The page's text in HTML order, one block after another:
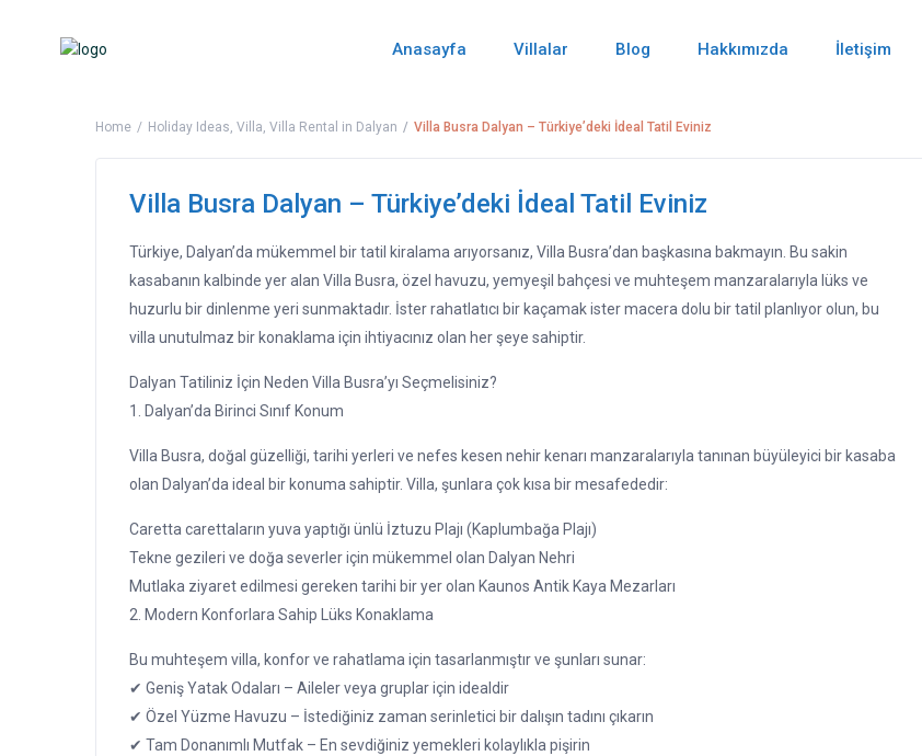
Anasayfa Villalar Blog Hakkımızda İletişim
Home Holiday Ideas, Villa, Villa Rental in Dalyan Villa Busra Dalyan – Türkiye’deki İdeal Tatil Eviniz
Villa Busra Dalyan – Türkiye’deki İdeal Tatil Eviniz
Türkiye, Dalyan’da mükemmel bir tatil kiralama arıyorsanız, Villa Busra’dan başkasına bakmayın. Bu sakin
kasabanın kalbinde yer alan Villa Busra, özel havuzu, yemyeşil bahçesi ve muhteşem manzaralarıyla lüks ve
huzurlu bir dinlenme yeri sunmaktadır. İster rahatlatıcı bir kaçamak ister macera dolu bir tatil planlıyor olun, bu
villa unutulmaz bir konaklama için ihtiyacınız olan her şeye sahiptir.
Dalyan Tatiliniz İçin Neden Villa Busra’yı Seçmelisiniz?
1. Dalyan’da Birinci Sınıf Konum
Villa Busra, doğal güzelliği, tarihi yerleri ve nefes kesen nehir kenarı manzaralarıyla tanınan büyüleyici bir kasaba
olan Dalyan’da ideal bir konuma sahiptir. Villa, şunlara çok kısa bir mesafededir:
Caretta carettaların yuva yaptığı ünlü İztuzu Plajı (Kaplumbağa Plajı)
Tekne gezileri ve doğa severler için mükemmel olan Dalyan Nehri
Mutlaka ziyaret edilmesi gereken tarihi bir yer olan Kaunos Antik Kaya Mezarları
2. Modern Konforlara Sahip Lüks Konaklama
Bu muhteşem villa, konfor ve rahatlama için tasarlanmıştır ve şunları sunar:
✔ Geniş Yatak Odaları – Aileler veya gruplar için idealdir
✔ Özel Yüzme Havuzu – İstediğiniz zaman serinletici bir dalışın tadını çıkarın
✔ Tam Donanımlı Mutfak – En sevdiğiniz yemekleri kolaylıkla pişirin